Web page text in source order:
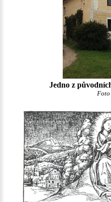
Jedno z
Foto